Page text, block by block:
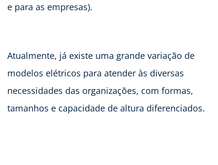
e para as empresas).
Atualmente, já existe uma grande variação de
modelos elétricos para atender às diversas
necessidades das organizações, com formas,
tamanhos e capacidade de altura diferenciados.